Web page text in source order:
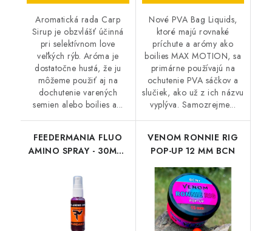
Aromatická rada Carp
Sirup je obzvlášť účinná
pri selektívnom love
veľkých rýb. Aróma je
dostatočne hustá, že ju
môžeme použiť aj na
dochutenie varených
semien alebo boilies a...
Nové PVA Bag Liquids,
ktoré majú rovnaké
príchute a arómy ako
boilies MAX MOTION, sa
primárne používajú na
ochutenie PVA sáčkov a
slučiek, ako už z ich názvu
vyplýva. Samozrejme...
FEEDERMANIA FLUO
AMINO SPRAY - 30ML -
VENOM RONNIE RIG
POP-UP 12 MM BCN